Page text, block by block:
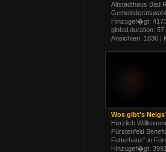
Altstadthaus Bad
Hinzugef�gt:
global.duration:
Ansichten: 1836 |
Wos gibt's
Herzlich
Fürstenfeld
Futterhaus“ in
Hinzugef�gt: